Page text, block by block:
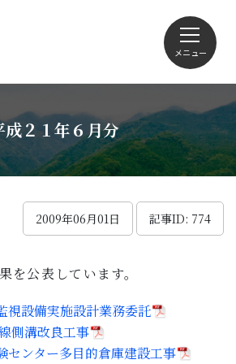
メニュー
language
成２１年６月分
2009年06月01日 記事ID: 774
を公表しています。
視設備実施設計業務委託
側溝改良工事
センター多目的倉庫建設工事